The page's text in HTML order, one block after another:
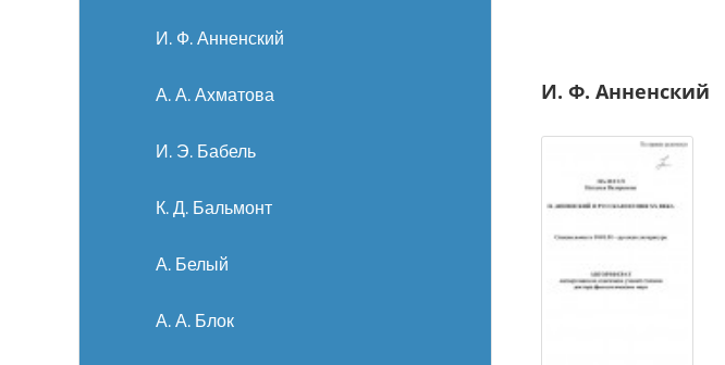
И. Ф. Анненский
А. А. Ахматова
И. Э. Бабель
К. Д. Бальмонт
А. Белый
А. А. Блок
И. Ф. Анненский